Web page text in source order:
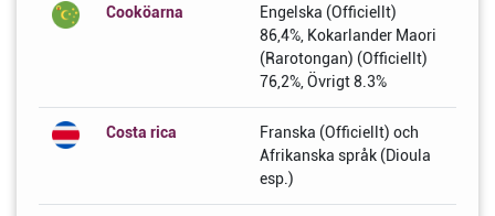
Cooköarna
Engelska (Officiellt)
86,4%, Kokarlander Maori
(Rarotongan) (Officiellt)
76,2%, Övrigt 8.3%
Costa rica
Franska (Officiellt) och
Afrikanska språk (Dioula
esp.)